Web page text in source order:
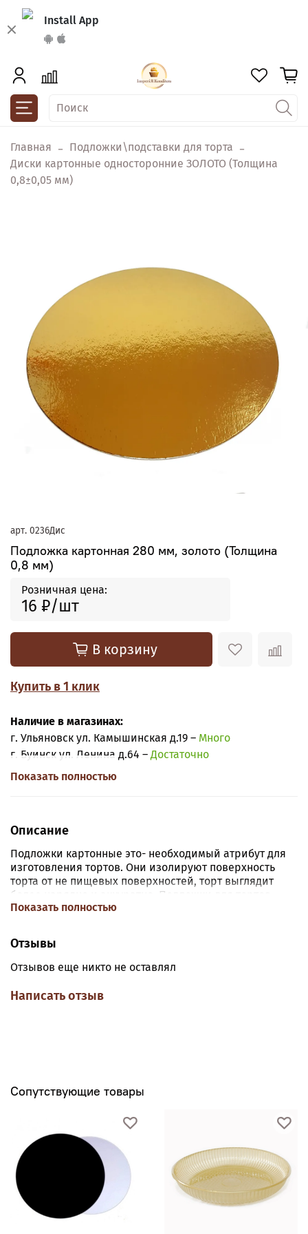
Install App
Главная
Подложки\подставки для торта
Диски картонные односторонние ЗОЛОТО (Толщина
0,8±0,05 мм)
арт. 0236Дис
Подложка картонная 280 мм, золото (Толщина
0,8 мм)
Розничная цена:
16 ₽
В корзину
Купить в 1 клик
Наличие в магазинах:
г. Ульяновск ул. Камышинская д.19 – Много
г. Буинск ул. Ленина д.64 –Достаточно
Показать полностью
Описание
Подложки картонные это- необходимый атрибут для
изготовления тортов. Они изолируют поверхность
торта от не пищевых поверхностей, торт выглядит
более нарядно и аккуратно. Подложки для тортов
изготавливаются из картона с односторонним или
покрытием.
Показать полностью
Отзывы
Отзывов еще никто не оставлял
Написать отзыв
Сопутствующие товары